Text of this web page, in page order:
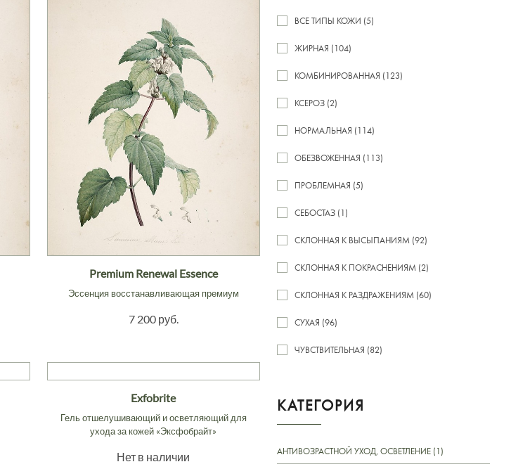
Premium Renewal Essence
Эссенция восстанавливающая премиум
7 200 руб.
Exfobrite
Гель отшелушивающий и осветляющий для
ухода за кожей «Эксфобрайт»
Нет в наличии
ВСЕ ТИПЫ КОЖИ (5)
ЖИРНАЯ (104)
КОМБИНИРОВАННАЯ (123)
КСЕРОЗ (2)
НОРМАЛЬНАЯ (114)
ОБЕЗВОЖЕННАЯ (113)
ПРОБЛЕМНАЯ (5)
СЕБОСТАЗ (1)
СКЛОННАЯ К ВЫСЫПАНИЯМ (92)
СКЛОННАЯ К ПОКРАСНЕНИЯМ (2)
СКЛОННАЯ К РАЗДРАЖЕНИЯМ (60)
СУХАЯ (96)
ЧУВСТВИТЕЛЬНАЯ (82)
КАТЕГОРИЯ
АНТИВОЗРАСТНОЙ УХОД, ОСВЕТЛЕНИЕ (1)